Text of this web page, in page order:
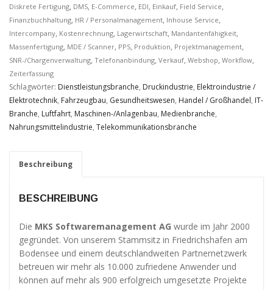
Diskrete Fertigung, DMS, E-Commerce, EDI, Einkauf, Field Service,
Finanzbuchhaltung, HR / Personalmanagement, Inhouse Service,
Intercompany, Kostenrechnung, Lagerwirtschaft, Mandantenfähigkeit,
Massenfertigung, MDE / Scanner, PPS, Produktion, Projektmanagement,
SNR-/Chargenverwaltung, Telefonanbindung, Verkauf, Webshop, Workflow,
Zeiterfassung
Schlagwörter: Dienstleistungsbranche, Druckindustrie, Elektroindustrie /
Elektrotechnik, Fahrzeugbau, Gesundheitswesen, Handel / Großhandel, IT-
Branche, Luftfahrt, Maschinen-/Anlagenbau, Medienbranche,
Nahrungsmittelindustrie, Telekommunikationsbranche
Beschreibung
BESCHREIBUNG
Die MKS Softwaremanagement AG wurde im Jahr 2000
gegründet. Von unserem Stammsitz in Friedrichshafen am
Bodensee und einem deutschlandweiten Partnernetzwerk
betreuen wir mehr als 10.000 zufriedene Anwender und
können auf mehr als 900 erfolgreich umgesetzte Projekte
zu erhalten, zur
Verbesserung
unseres Angebots
oder um
technische
Probleme schnell
zu erkennen und
zu beheben.
Erfahrungen
werden
Website
Besuchs so
gut wie
möglich
funktioniert.
Wenn Sie